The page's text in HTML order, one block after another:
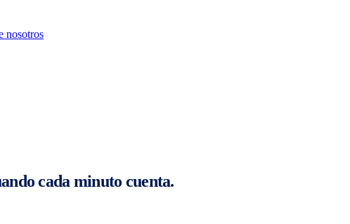
nosotros
cada minuto cuenta.